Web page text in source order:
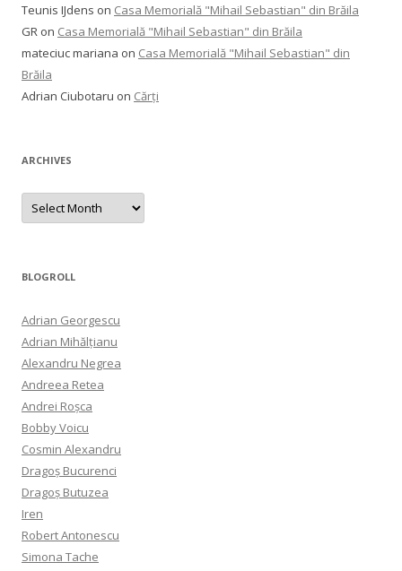
Teunis IJdens on Casa Memorială "Mihail Sebastian" din Brăila
GR on Casa Memorială "Mihail Sebastian" din Brăila
mateciuc mariana on Casa Memorială "Mihail Sebastian" din
Brăila
Adrian Ciubotaru on Cărți
ARCHIVES
Archives
BLOGROLL
Adrian Georgescu
Adrian Mihălțianu
Alexandru Negrea
Andreea Retea
Andrei Roșca
Bobby Voicu
Cosmin Alexandru
Dragoș Bucurenci
Dragoș Butuzea
Iren
Robert Antonescu
Simona Tache